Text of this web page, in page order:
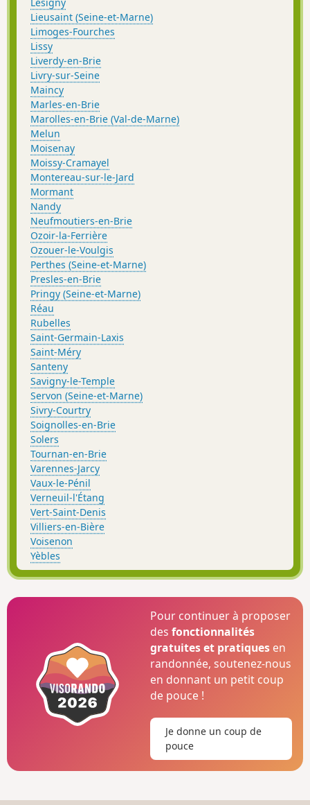
Lieusaint (Seine-et-Marne)
Limoges-Fourches
Lissy
Liverdy-en-Brie
Livry-sur-Seine
Maincy
Marles-en-Brie
Marolles-en-Brie (Val-de-Marne)
Melun
Moisenay
Moissy-Cramayel
Montereau-sur-le-Jard
Mormant
Nandy
Neufmoutiers-en-Brie
Ozoir-la-Ferrière
Ozouer-le-Voulgis
Perthes (Seine-et-Marne)
Presles-en-Brie
Pringy (Seine-et-Marne)
Réau
Rubelles
Saint-Germain-Laxis
Saint-Méry
Santeny
Savigny-le-Temple
Servon (Seine-et-Marne)
Sivry-Courtry
Soignolles-en-Brie
Solers
Tournan-en-Brie
Varennes-Jarcy
Vaux-le-Pénil
Verneuil-l'Étang
Vert-Saint-Denis
Villiers-en-Bière
Voisenon
Yèbles
Pour continuer à proposer
desfonctionnalités
gratuites et pratiques en
randonnée, soutenez-nous
en donnant un petit coup
de pouce !
Je donne un coup de
pouce